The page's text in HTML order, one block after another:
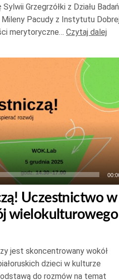
Grzegrzółki z Działu
Pacudy z Instytutu
merytoryczne… Czytaj dalej
Uczestnictwo w
wielokulturowego
jest skoncentrowany wokół
dzieci w kulturze
do rozmów na temat